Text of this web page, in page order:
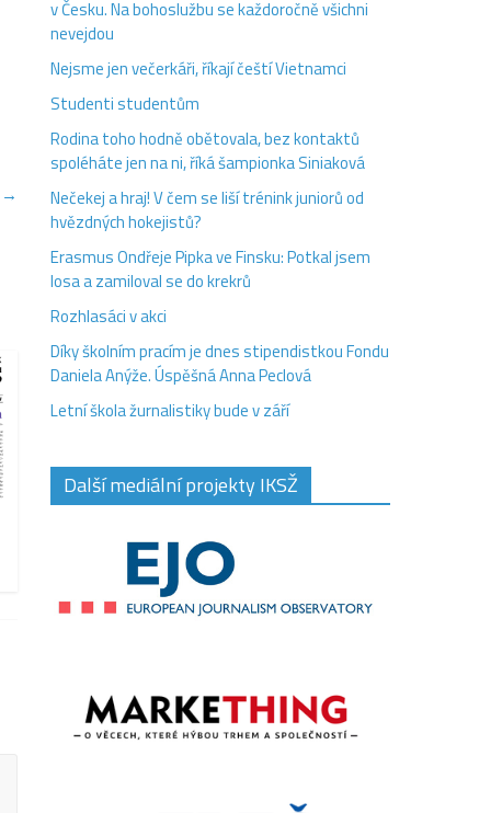
→
v Česku. Na bohoslužbu se každoročně všichni
nevejdou
Nejsme jen večerkáři, říkají čeští Vietnamci
Studenti studentům
Rodina toho hodně obětovala, bez kontaktů
spoléháte jen na ni, říká šampionka Siniaková
Nečekej a hraj! V čem se liší trénink juniorů od
hvězdných hokejistů?
Erasmus Ondřeje Pipka ve Finsku: Potkal jsem
losa a zamiloval se do krekrů
Rozhlasáci v akci
Díky školním pracím je dnes stipendistkou Fondu
Daniela Anýže. Úspěšná Anna Peclová
Letní škola žurnalistiky bude v září
Další mediální projekty IKSŽ